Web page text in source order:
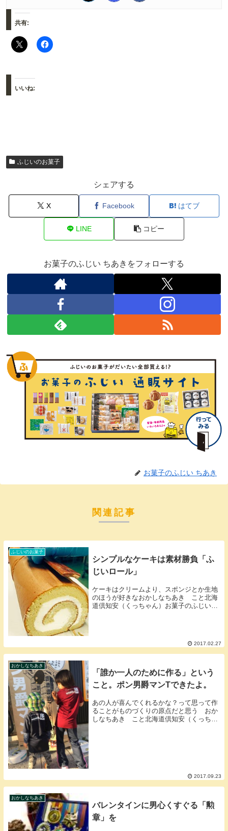
共有:
いいね:
ふじいのお菓子
シェアする
X Facebook はてブ
LINE コピー
お菓子のふじい ちあきをフォローする
お菓子のふじい ちあき
関連記事
ふじいのお菓子
シンプルなケーキは素材勝負「ふ
じいロール」
ケーキはクリームより、スポンジとか生地
のほうが好きなおかしなちあき こと北海
道倶知安（くっちゃん）お菓子のふじい
2017.02.27
おかしなちあき
「誰か一人のために作る」という
こと。ポン男爵マンTできたよ。
あの人が喜んでくれるかな？って思って作
ることがものづくりの原点だと思う おか
しなちあき こと北海道倶知安（くっちゃ
2017.09.23
おかしなちあき
バレンタインに男心くすぐる「勲
章」を